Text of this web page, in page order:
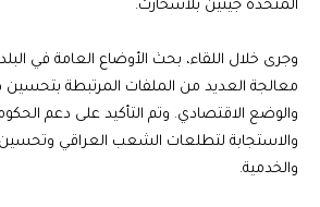
المتحدة جينين بلاسخارت.
وجرى خلال اللقاء، بحث الأوضاع العامة في
معالجة العديد من الملفات المرتبطة
والوضع الاقتصادي. وتم التأكيد على دعم
والاستجابة لتطلعات الشعب العراقي
والخدمية.